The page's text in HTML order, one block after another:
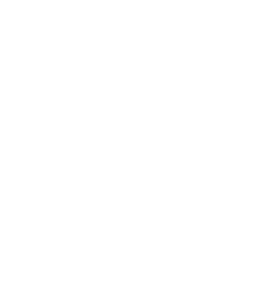
der bare venter på at blive fyldt op med liv og